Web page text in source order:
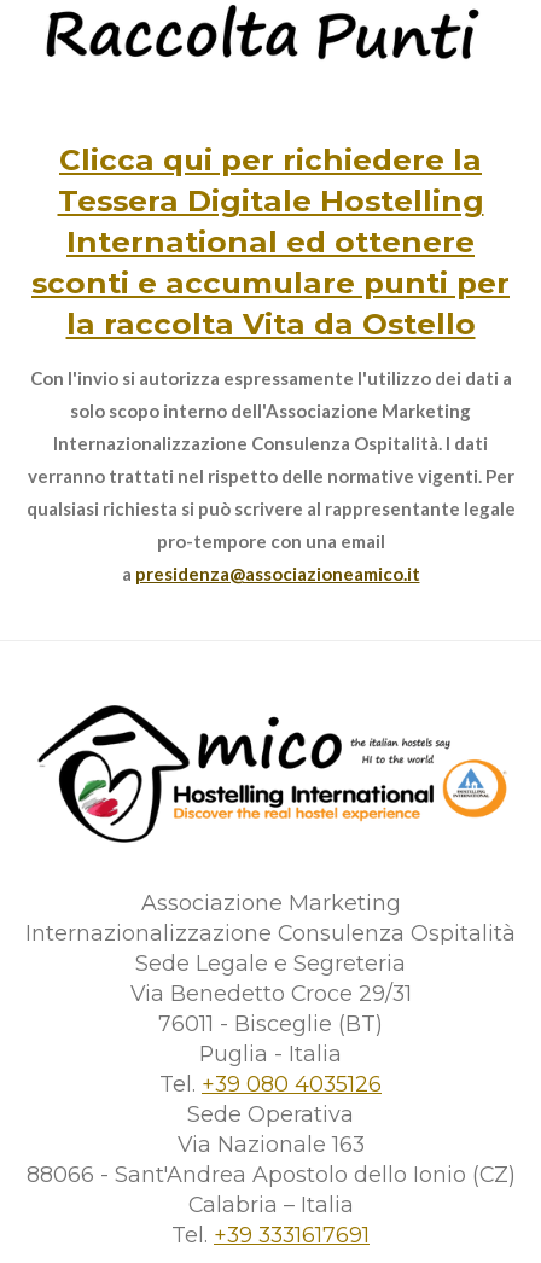
Clicca qui per richiedere la
Tessera Digitale Hostelling
International ed ottenere
sconti e accumulare punti per
la raccolta Vita da Ostello
Con l'invio si autorizza espressamente l'utilizzo dei dati a
solo scopo interno dell'Associazione Marketing
Internazionalizzazione Consulenza Ospitalità. I dati
verranno trattati nel rispetto delle normative vigenti. Per
qualsiasi richiesta si può scrivere al rappresentante legale
pro-tempore con una email
a presidenza@associazioneamico.it
Associazione Marketing
Internazionalizzazione Consulenza Ospitalità
Sede Legale e Segreteria
Via Benedetto Croce 29/31
76011 - Bisceglie (BT)
Puglia - Italia
Tel. +39 080 4035126
Sede Operativa
Via Nazionale 163
88066 - Sant'Andrea Apostolo dello Ionio (CZ)
Calabria – Italia
Tel. +39 3331617691